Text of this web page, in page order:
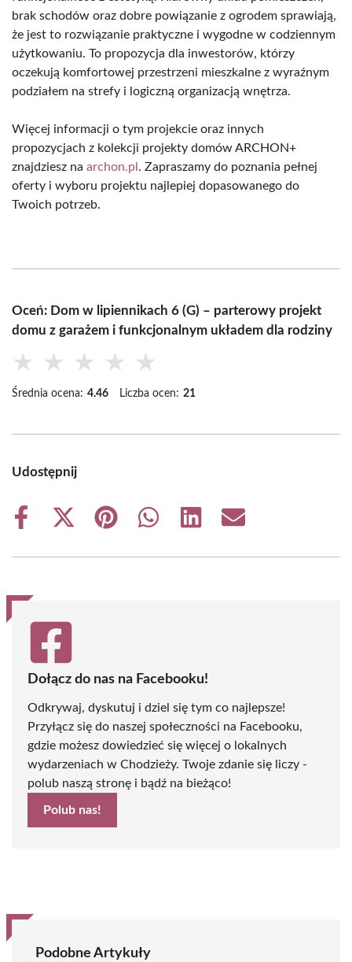
brak schodów oraz dobre powiązanie z ogrodem sprawiają,
że jest to rozwiązanie praktyczne i wygodne w codziennym
użytkowaniu. To propozycja dla inwestorów, którzy
oczekują komfortowej przestrzeni mieszkalne z wyraźnym
podziałem na strefy i logiczną organizacją wnętrza.
Więcej informacji o tym projekcie oraz innych
propozycjach z kolekcji projekty domów ARCHON+
znajdziesz na archon.pl . Zapraszamy do poznania pełnej
oferty i wyboru projektu najlepiej dopasowanego do
Twoich potrzeb.
Oceń: Dom w lipiennikach 6 (G) – parterowy projekt
domu z garażem i funkcjonalnym układem dla rodziny
★ ★ ★ ★ ★
Średnia ocena: 4.46 Liczba ocen: 21
Udostępnij
Share
Share
(Twitter)
Share
Share
Share
Share
Dołącz do nas na Facebooku!
Odkrywaj, dyskutuj i dziel się tym co najlepsze!
Przyłącz się do naszej społeczności na Facebooku,
gdzie możesz dowiedzieć się więcej o lokalnych
wydarzeniach w Chodzieży. Twoje zdanie się liczy -
polub naszą stronę i bądź na bieżąco!
Polub nas!
Podobne Artykuły